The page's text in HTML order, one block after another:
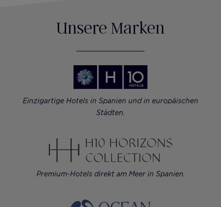
Unsere Marken
Einzigartige Hotels in Spanien und in europäischen
Städten.
Premium-Hotels direkt am Meer in Spanien.